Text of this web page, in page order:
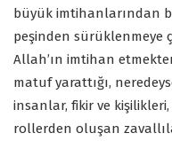
büyük imtihanlarından
peşinden sürüklenmeye
Allah’ın imtihan
matuf yarattığı,
insanlar, fikir ve
rollerden oluşan